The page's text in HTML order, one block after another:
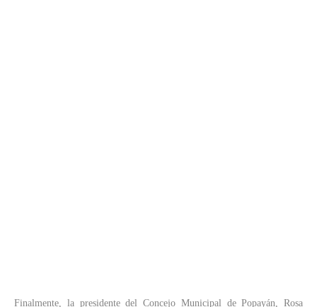
Finalmente, la presidente del Concejo Municipal de Popayán, Rosa